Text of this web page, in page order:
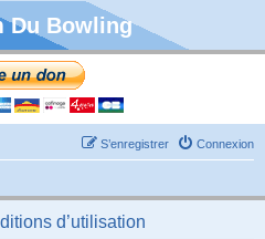
Du Bowling
Connexion
S’enregistrer
d’utilisation